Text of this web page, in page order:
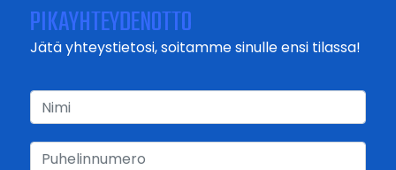
PIKAYHTEYDENOTTO
Jätä yhteystietosi, soitamme sinulle ensi tilassa!